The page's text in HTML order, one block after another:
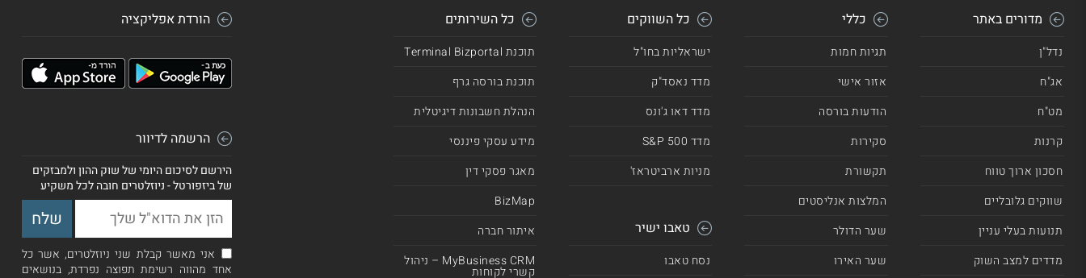
מדורים באתר
נדל"ן
אג"ח
מט"ח
קרנות
חסכון ארוך טווח
שווקים גלובליים
תנועות בעלי עניין
מדדים למצב השוק
כללי
תגיות חמות
אזור אישי
הודעות בורסה
סקירות
תקשורת
המלצות אנליסטים
שער הדולר
שער האירו
כל השווקים
ישראליות בחו"ל
מדד נאסד"ק
מדד דאו ג'ונס
מדד 500 S&P
מניות ארביטראז'
טאבו ישיר
נסח טאבו
כל השירותים
תוכנת Terminal Bizportal
תוכנת בורסה גרף
הנהלת חשבונות דיגיטלית
מידע עסקי פיננסי
מאגר פסקי דין
BizMap
איתור חברה
MyBusiness CRM – ניהול
קשרי לקוחות
הורדת אפליקציה
הרשמה לדיוור
הירשם לסיכום היומי של שוק ההון ולמבזקים
של ביזפורטל - ניוזלטרים חובה לכל משקיע
אני מאשר קבלת שני ניוזלטרים, אשר כל
אחד מהווה רשימת תפוצה נפרדת, בנושאים